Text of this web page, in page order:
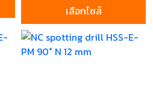
เลือกไซส์